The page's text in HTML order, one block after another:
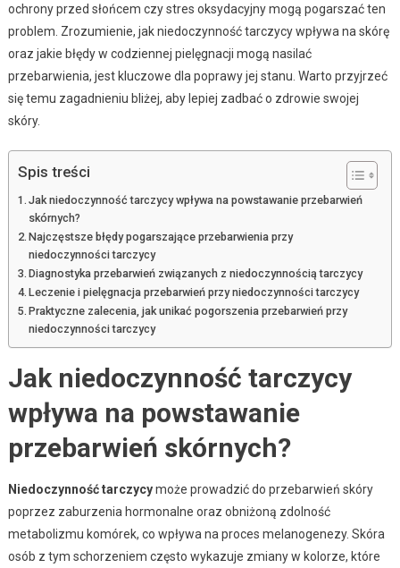
ochrony przed słońcem czy stres oksydacyjny mogą pogarszać ten
problem. Zrozumienie, jak niedoczynność tarczycy wpływa na skórę
oraz jakie błędy w codziennej pielęgnacji mogą nasilać
przebarwienia, jest kluczowe dla poprawy jej stanu. Warto przyjrzeć
się temu zagadnieniu bliżej, aby lepiej zadbać o zdrowie swojej
skóry.
Spis treści
Jak niedoczynność tarczycy wpływa na powstawanie przebarwień
skórnych?
Najczęstsze błędy pogarszające przebarwienia przy
niedoczynności tarczycy
Diagnostyka przebarwień związanych z niedoczynnością tarczycy
Leczenie i pielęgnacja przebarwień przy niedoczynności tarczycy
Praktyczne zalecenia, jak unikać pogorszenia przebarwień przy
niedoczynności tarczycy
Jak niedoczynność tarczycy
wpływa na powstawanie
przebarwień skórnych?
Niedoczynność tarczycymoże prowadzić do przebarwień skóry
poprzez zaburzenia hormonalne oraz obniżoną zdolność
metabolizmu komórek, co wpływa na proces melanogenezy. Skóra
osób z tym schorzeniem często wykazuje zmiany w kolorze, które